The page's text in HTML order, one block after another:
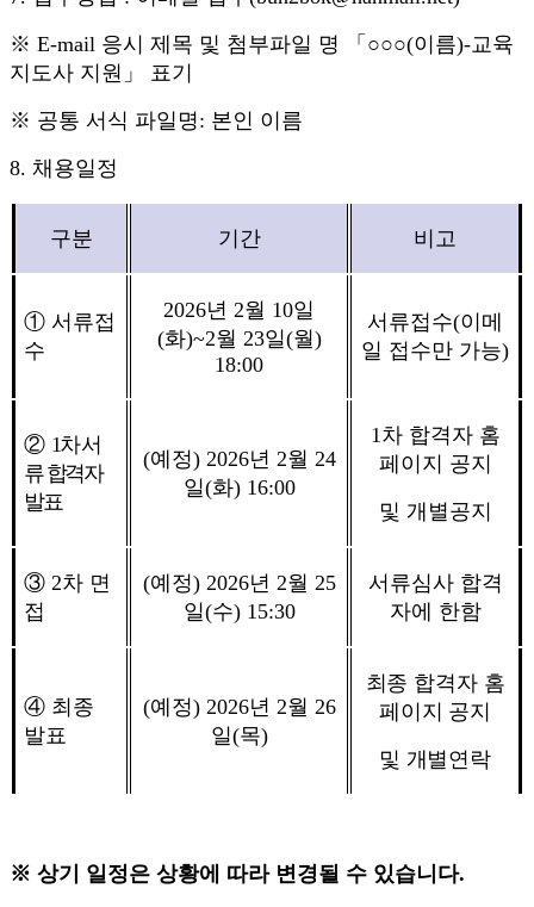
※ E-mail 응시 제목 및 첨부파일 명 「○○○(이름)-교육
지도사 지원 」 표기
※ 공통 서식 파일명: 본인 이름
8. 채용일정
구분 기간 비고
① 서류접
수
2026년 2월 10일
(화)~2월 23일(월)
18:00
서류접수(이메
일 접수만 가능)
② 1차 서
류 합격자
발표
(예정) 2026년 2월 24
일(화) 16:00
1차 합격자 홈
페이지 공지
및 개별공지
③ 2차 면
접
(예정) 2026년 2월 25
일(수) 15:30
서류심사 합격
자에 한함
④ 최종
발표
(예정) 2026년 2월 26
일(목)
최종 합격자 홈
페이지 공지
및 개별연락
※ 상기 일정은 상황에 따라 변경될 수 있습니다.